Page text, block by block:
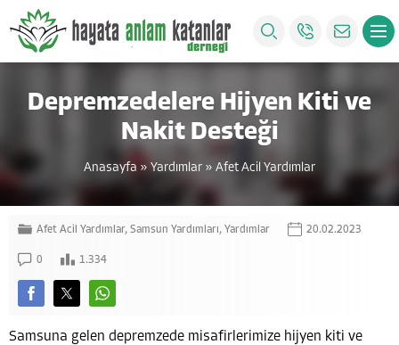
Depremzedelere Hijyen Kiti ve
Nakit Desteği
Anasayfa » Yardımlar » Afet Acil Yardımlar
Afet Acil Yardımlar, Samsun Yardımları, Yardımlar 20.02.2023
0 1.334
Samsuna gelen depremzede misafirlerimize hijyen kiti ve